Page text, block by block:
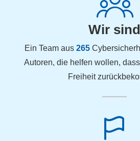
Wir sind
Ein Team aus 265
Autoren, die helfen wollen,
Freiheit